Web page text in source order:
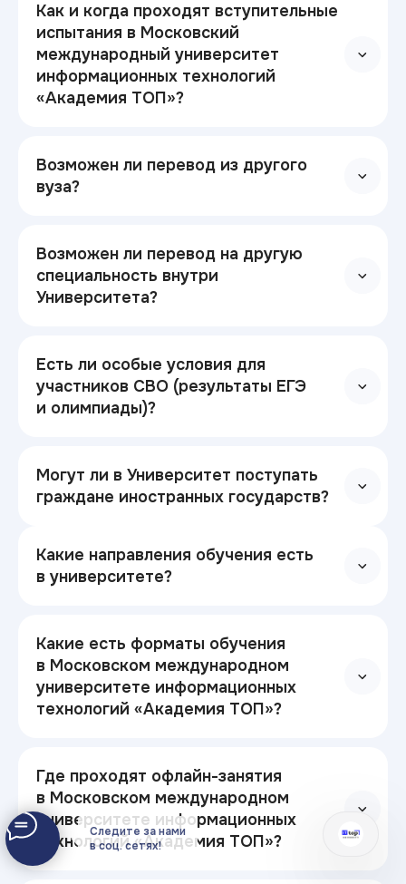
Как и когда проходят вступительные
испытания в Московский
международный университет
информационных технологий
«Академия ТОП»?
Возможен ли перевод из другого
вуза?
Возможен ли перевод на другую
специальность внутри
Университета?
Есть ли особые условия для
участников СВО (результаты ЕГЭ
и олимпиады)?
Могут ли в Университет поступать
граждане иностранных государств?
Какие направления обучения есть
в университете?
Какие есть форматы обучения
в Московском международном
университете информационных
технологий «Академия ТОП»?
Где проходят офлайн-занятия
в Московском международном
университете информационных
технологий «Академия ТОП»?
Следите за нами
в соц. сетях!